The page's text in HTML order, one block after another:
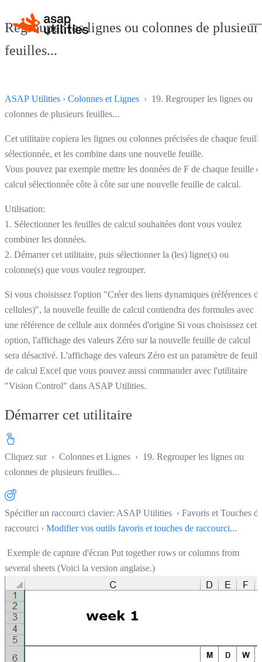
Regrouper les lignes ou colonnes de
feuilles...
ASAP Utilities › Colonnes et Lignes › 19. Regrouper les lignes ou
colonnes de plusieurs feuilles...
Cet utilitaire copiera les lignes ou colonnes précisées de chaque feuille
sélectionnée, et les combine dans une nouvelle feuille.
Vous pouvez par exemple mettre les données de F de chaque feuille
calcul sélectionnée côte à côte sur une nouvelle feuille de calcul.
Utilisation:
1. Sélectionner les feuilles de calcul souhaitées dont vous voulez
combiner les données.
2. Démarrer cet utilitaire, puis sélectionner la (les) ligne(s) ou
colonne(s) que vous voulez regrouper.
Si vous choisissez l'option "Créer des liens dynamiques (références de
cellules)", la nouvelle feuille de calcul contiendra des formules avec
une référence de cellule aux données d'origine Si vous choisissez
option, l'affichage des valeurs Zéro sur la nouvelle feuille de calcul
sera désactivé. L'affichage des valeurs Zéro est un paramètre de
de calcul Excel que vous pouvez aussi commander avec l'utilitaire
"Vision Control" dans ASAP Utilities.
Démarrer cet utilitaire
Cliquez sur › Colonnes et Lignes › 19. Regrouper les lignes ou
colonnes de plusieurs feuilles...
Spécifier un raccourci clavier: ASAP Utilities › Favoris et Touches de
raccourci › Modifier vos outils favoris et touches de raccourci...
Exemple de capture d'écran Put together rows or columns from
several sheets (Voici la version anglaise.)